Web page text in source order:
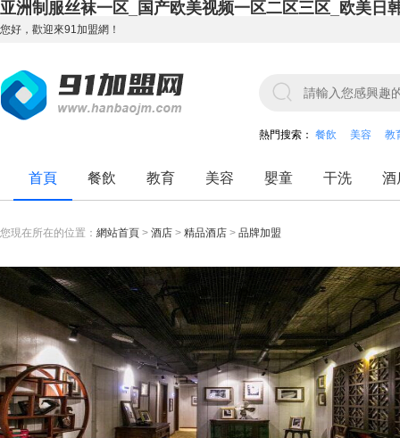
亚洲制服丝袜一区_国产欧美视频一区二区三区_欧美日
您好，歡迎來91加盟網！
熱門搜索： 餐飲 美容 教
首頁 餐飲 教育 美容 嬰童 干洗 酒
您現在所在的位置： 網站首頁 > 酒店 > 精品酒店 > 品牌加盟